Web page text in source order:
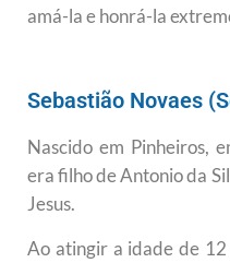
amá-la e honrá-la
Sebastião Novaes
Nascido em Pinheiros,
era filho de Antonio da
Jesus.
Ao atingir a idade de